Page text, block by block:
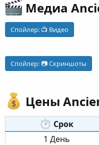
Медиа
Спойлер: 📺 Видео
Спойлер: 📷 Скриншоты
Цены
Срок​
1 День​